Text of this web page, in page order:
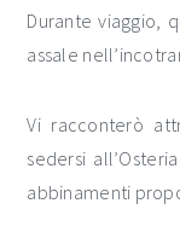
Durante viaggio,
assale
Vi racconterò
sedersi
abbinamenti